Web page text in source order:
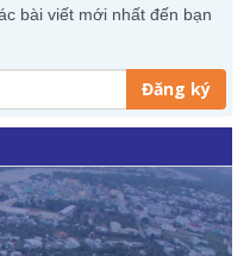
bài viết mới nhất đến bạn
Đăng ký